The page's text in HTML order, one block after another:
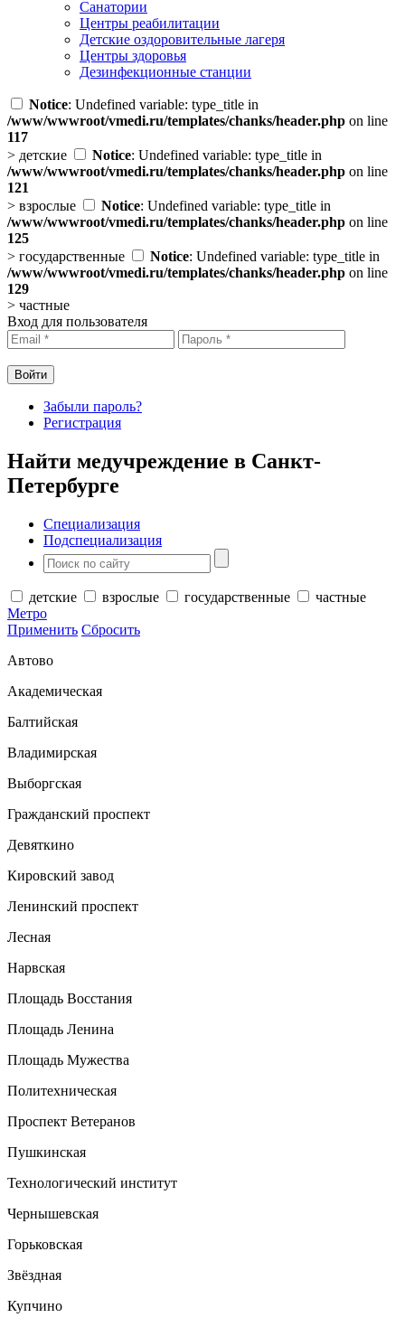
Санатории
Центры реабилитации
Детские оздоровительные лагеря
Центры здоровья
Дезинфекционные станции
Notice: Undefined variable: type_title in
/www/wwwroot/vmedi.ru/templates/chanks/header.php on line
117
> детские Notice: Undefined variable: type_title in
/www/wwwroot/vmedi.ru/templates/chanks/header.php on line
121
> взрослые Notice: Undefined variable: type_title in
/www/wwwroot/vmedi.ru/templates/chanks/header.php on line
125
> государственные Notice: Undefined variable: type_title in
/www/wwwroot/vmedi.ru/templates/chanks/header.php on line
129
> частные
Вход для пользователя
Забыли пароль?
Регистрация
Найти медучреждение в Санкт-
Петербурге
Специализация
Подспециализация
детские взрослые государственные
частные
Метро
Применить Сбросить
Автово
Академическая
Балтийская
Владимирская
Выборгская
Гражданский проспект
Девяткино
Кировский завод
Ленинский проспект
Лесная
Нарвская
Площадь Восстания
Площадь Ленина
Площадь Мужества
Политехническая
Проспект Ветеранов
Пушкинская
Технологический институт
Чернышевская
Горьковская
Звёздная
Купчино